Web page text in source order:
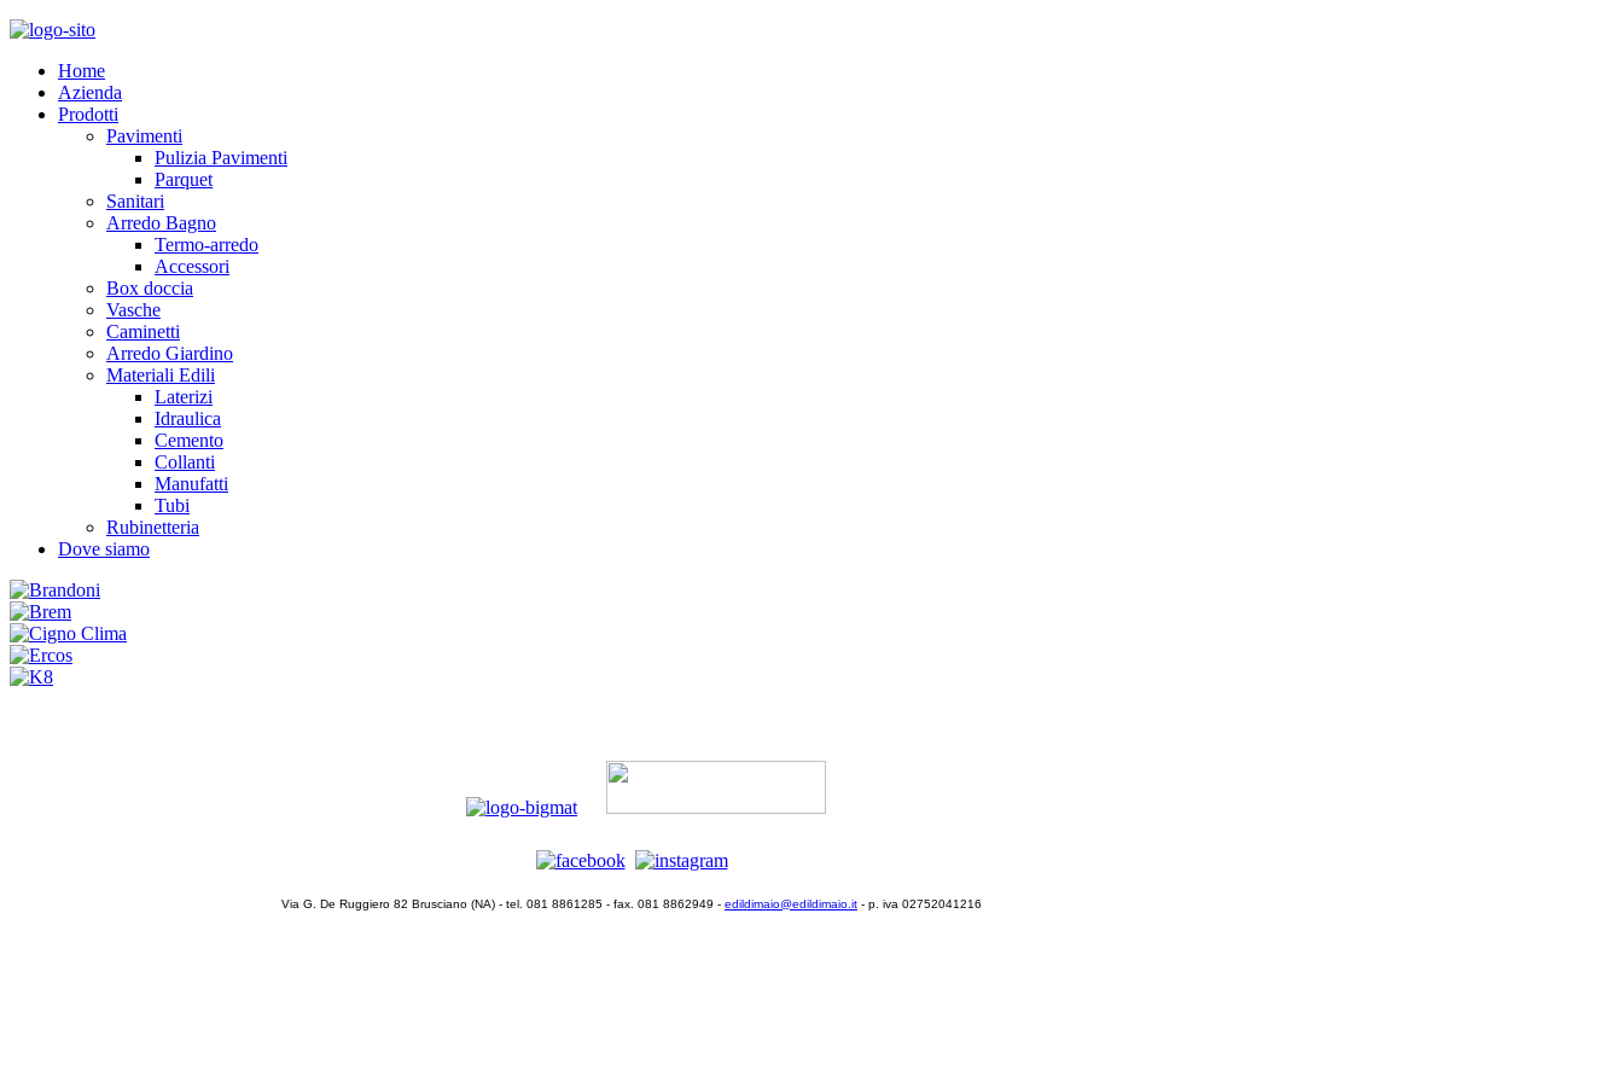
Home
Azienda
Prodotti
Pavimenti
Pulizia Pavimenti
Parquet
Sanitari
Arredo Bagno
Termo-arredo
Accessori
Box doccia
Vasche
Caminetti
Arredo Giardino
Materiali Edili
Laterizi
Idraulica
Cemento
Collanti
Manufatti
Tubi
Rubinetteria
Dove siamo
Via G. De Ruggiero 82 Brusciano (NA) - tel. 081 8861285 - fax. 081 8862949 - edildimaio@edildimaio.it - p. iva 02752041216